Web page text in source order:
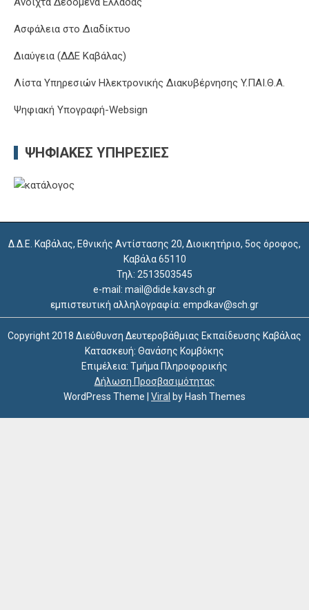
Ασφάλεια στο Διαδίκτυο
Διαύγεια (ΔΔΕ Καβάλας)
Λίστα Υπηρεσιών Ηλεκτρονικής Διακυβέρνησης Y.ΠΑΙ.Θ.Α.
Ψηφιακή Υπογραφή-Websign
ΨΗΦΙΑΚΈΣ ΥΠΗΡΕΣΊΕΣ
Δ.Δ.Ε. Καβάλας, Εθνικής Αντίστασης 20, Διοικητήριο, 5ος όροφος,
Καβάλα 65110
Τηλ: 2513503545
e-mail: mail@dide.kav.sch.gr
εμπιστευτική αλληλογραφία: empdkav@sch.gr
Copyright 2018 Διεύθυνση Δευτεροβάθμιας Εκπαίδευσης Καβάλας
Κατασκευή: Θανάσης Κομβόκης
Επιμέλεια: Τμήμα Πληροφορικής
Δήλωση Προσβασιμότητας
WordPress Theme
Viral by Hash Themes